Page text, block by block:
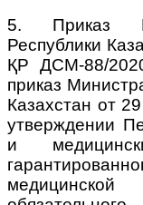
5. Приказ
Республики
ҚР ДСМ-88/
приказ
Казахстан от
утверждении
и